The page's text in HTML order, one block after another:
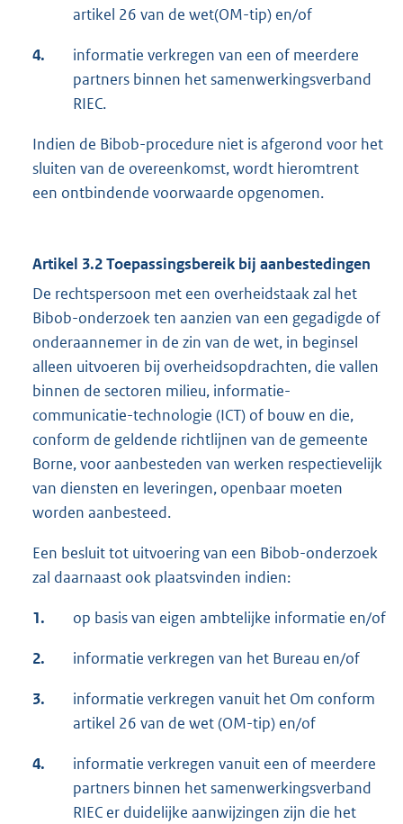
artikel 26 van de wet(OM-tip) en/of
4.
informatie verkregen van een of meerdere
partners binnen het samenwerkingsverband
RIEC.
Indien de Bibob-procedure niet is afgerond voor het
sluiten van de overeenkomst, wordt hieromtrent
een ontbindende voorwaarde opgenomen.
Artikel 3.2 Toepassingsbereik bij aanbestedingen
De rechtspersoon met een overheidstaak zal het
Bibob-onderzoek ten aanzien van een gegadigde of
onderaannemer in de zin van de wet, in beginsel
alleen uitvoeren bij overheidsopdrachten, die vallen
binnen de sectoren milieu, informatie-
communicatie-technologie (ICT) of bouw en die,
conform de geldende richtlijnen van de gemeente
Borne, voor aanbesteden van werken respectievelijk
van diensten en leveringen, openbaar moeten
worden aanbesteed.
Een besluit tot uitvoering van een Bibob-onderzoek
zal daarnaast ook plaatsvinden indien:
1. op basis van eigen ambtelijke informatie en/of
2. informatie verkregen van het Bureau en/of
3.
informatie verkregen vanuit het Om conform
artikel 26 van de wet (OM-tip) en/of
4.
informatie verkregen vanuit een of meerdere
partners binnen het samenwerkingsverband
RIEC er duidelijke aanwijzingen zijn die het